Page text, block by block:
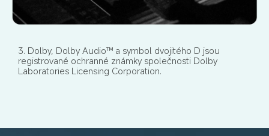
3. Dolby, Dolby Audio™ a symbol dvojitého D jsou
registrované ochranné známky společnosti Dolby
Laboratories Licensing Corporation.